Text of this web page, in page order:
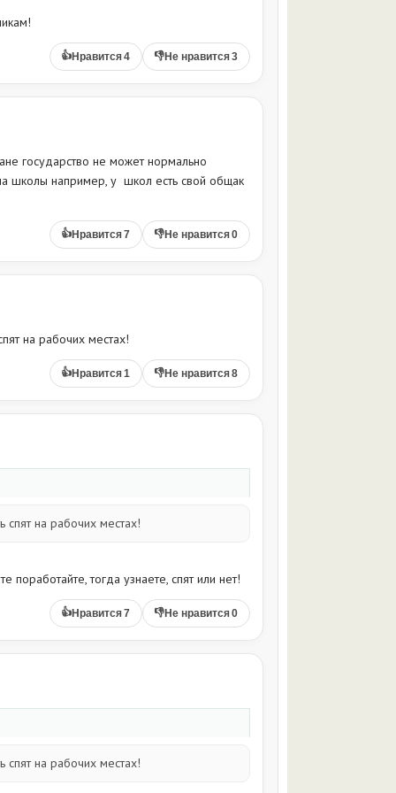
👍Нравится4 👎Не нравится3
государство не может нормально
школы например, у школ есть свой общак
👍Нравится7 👎Не нравится0
на рабочих местах!
👍Нравится1 👎Не нравится8
спят на рабочих местах!
поработайте, тогда узнаете, спят или нет!
👍Нравится7 👎Не нравится0
спят на рабочих местах!